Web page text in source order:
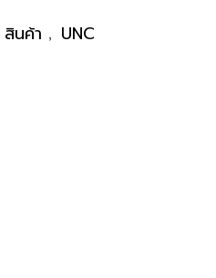
สินค้า , UNC